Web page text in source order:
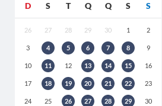
D S T Q Q S S
26 27 28 29 30 1 2
3 4 5 6 7 8 9
10 11 12 13 14 15 16
17 18 19 20 21 22 23
24 25 26 27 28 29 30